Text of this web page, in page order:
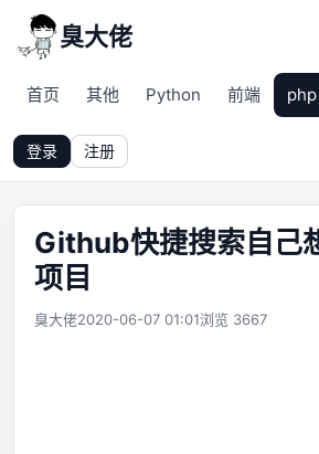
臭大佬
首页 其他 Python 前端 php
登录 注册
Github快捷搜索自己
项目
臭大佬2020-06-07 01:01浏览 3667